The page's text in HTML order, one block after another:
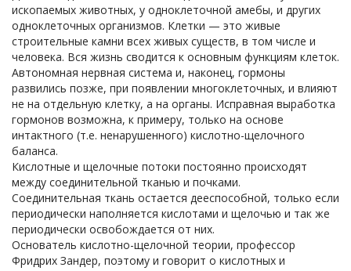
ископаемых животных, у одноклеточной амебы, и других
одноклеточных организмов. Клетки — это живые
строительные камни всех живых существ, в том числе и
человека. Вся жизнь сводится к основным функциям клеток.
Автономная нервная система и, наконец, гормоны
развились позже, при появлении многоклеточных, и влияют
не на отдельную клетку, а на органы. Исправная выработка
гормонов возможна, к примеру, только на основе
интактного (т.е. ненарушенного) кислотно-щелочного
баланса.
Кислотные и щелочные потоки постоянно происходят
между соединительной тканью и почками.
Соединительная ткань остается дееспособной, только если
периодически наполняется кислотами и щелочью и так же
периодически освобождается от них.
Основатель кислотно-щелочной теории, профессор
Фридрих Зандер, поэтому и говорит о кислотных и